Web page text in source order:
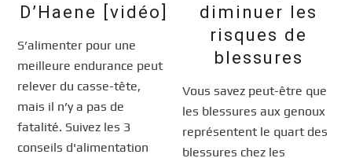
D’Haene [vidéo]
S’alimenter pour une
meilleure endurance peut
relever du casse-tête,
mais il n’y a pas de
fatalité. Suivez les 3
conseils d'alimentation
diminuer les
risques de
blessures
Vous savez peut-être que
les blessures aux genoux
représentent le quart des
blessures chez les